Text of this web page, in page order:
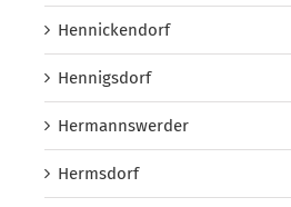
Hennickendorf
Hennigsdorf
Hermannswerder
Hermsdorf